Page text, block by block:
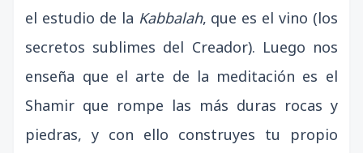
el estudio de la Kabbalah, que es el vino (los
secretos sublimes del Creador). Luego nos
enseña que el arte de la meditación es el
Shamir que rompe las más duras rocas y
piedras, y con ello construyes tu propio